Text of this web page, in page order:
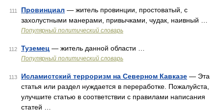
111 Провинциал — житель провинции, простоватый, с
захолустными манерами, привычками, чудак, наивный …
Популярный политический словарь
112 Туземец — житель данной области …
Популярный политический словарь
113 Исламистский терроризм на Северном Кавказе — Эта
статья или раздел нуждается в переработке. Пожалуйста,
улучшите статью в соответствии с правилами написания
статей …